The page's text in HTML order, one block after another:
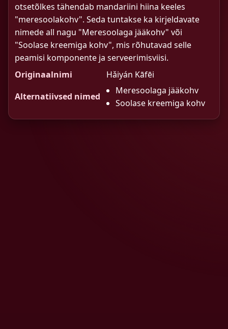
otsetõlkes tähendab mandariini hiina keeles
"meresoolakohv". Seda tuntakse ka kirjeldavate
nimede all nagu "Meresoolaga jääkohv" või
"Soolase kreemiga kohv", mis rõhutavad selle
peamisi komponente ja serveerimisviisi.
Originaalnimi
Hǎiyán Kāfēi
Alternatiivsed nimed
Meresoolaga jääkohv
Soolase kreemiga kohv